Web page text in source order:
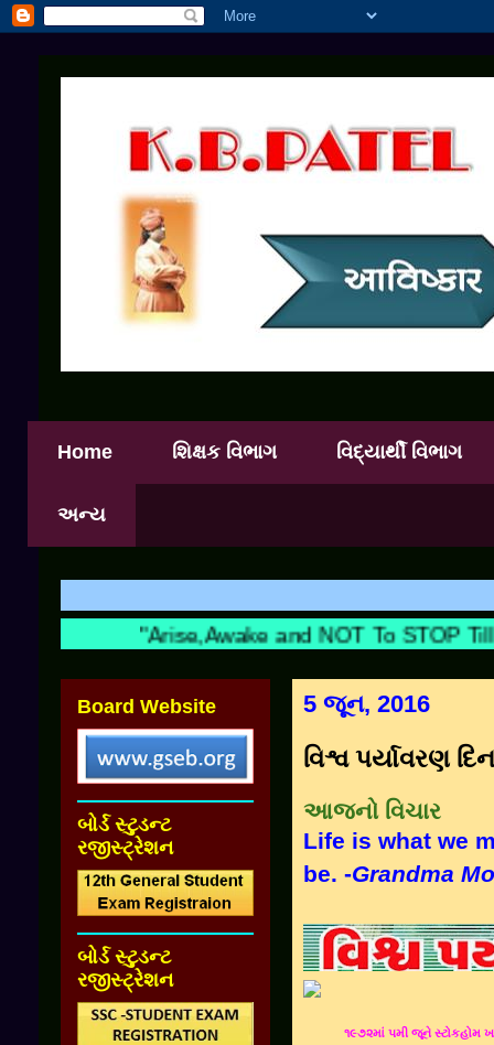
Home શિક્ષક વિભાગ વિદ્યાર્થી વિભાગ
અન્ય
"Arise,Awake and NOT To STOP Till
5 જૂન, 2016
વિશ્વ પર્યાવરણ
આજનો વિચાર
Life is what we
be. -Grandma
૧૯૭૨માં પમી જૂને સ્ટોકહોમ
Board Website
બોર્ડ સ્ટુડન્ટ
રજીસ્ટ્રેશન
બોર્ડ સ્ટુડન્ટ
રજીસ્ટ્રેશન